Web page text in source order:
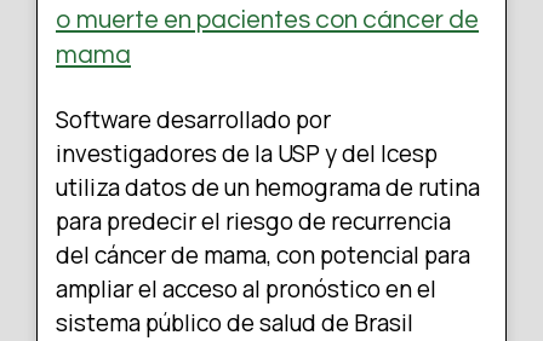
o muerte en pacientes con cáncer de
mama
Software desarrollado por
investigadores de la USP y del Icesp
utiliza datos de un hemograma de rutina
para predecir el riesgo de recurrencia
del cáncer de mama, con potencial para
ampliar el acceso al pronóstico en el
sistema público de salud de Brasil